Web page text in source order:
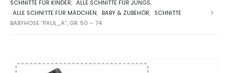
SCHNITTE FÜR KINDER, ALLE SCHNITTE FÜR JUNGS,
ALLE SCHNITTE FÜR MÄDCHEN, BABY & ZUBEHÖR, SCHNITTE
BABYHOSE “PAUL_A”, GR. 50 – 74